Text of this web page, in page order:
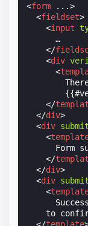
<form ...>
<fieldset>
<input
      …
</
<div
<
</
</div>
<div
<
Form
</
</div>
<div
<
to